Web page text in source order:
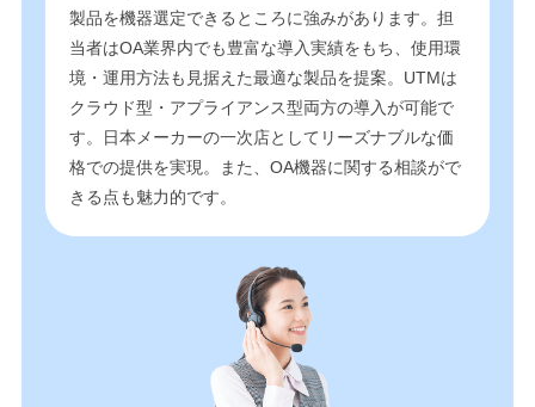
製品を機器選定できるところに強みがあります。担
当者はOA業界内でも豊富な導入実績をもち、使用環
境・運用方法も見据えた最適な製品を提案。UTMは
クラウド型・アプライアンス型両方の導入が可能で
す。日本メーカーの一次店としてリーズナブルな価
格での提供を実現。また、OA機器に関する相談がで
きる点も魅力的です。